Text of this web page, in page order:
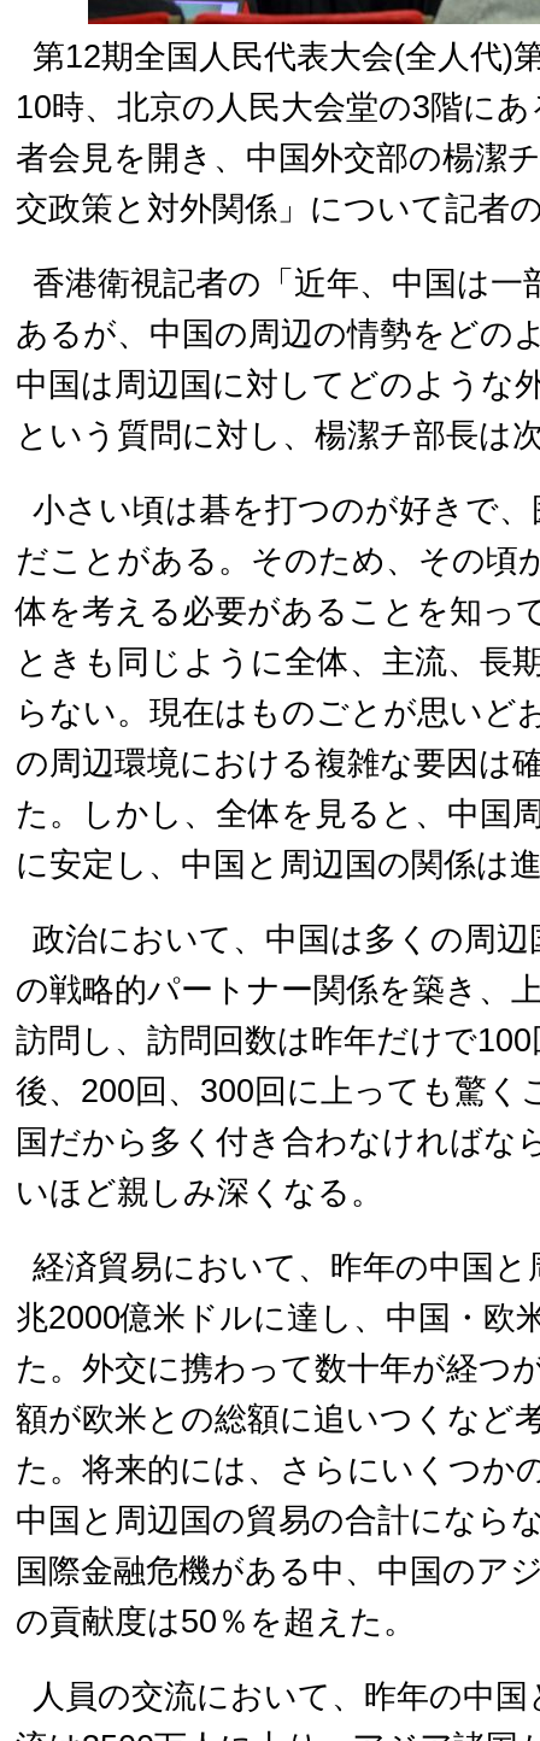
第12期全国人民代表大会(全人代)
10時、北京の人民大会堂の3階に
者会見を開き、中国外交部の楊潔
交政策と対外関係」について記者
香港衛視記者の「近年、中国は一
あるが、中国の周辺の情勢をどの
中国は周辺国に対してどのような
という質問に対し、楊潔チ部長は
小さい頃は碁を打つのが好きで
だことがある。そのため、その頃
体を考える必要があることを知っ
ときも同じように全体、主流、長
らない。現在はものごとが思いど
の周辺環境における複雑な要因は
た。しかし、全体を見ると、中国
に安定し、中国と周辺国の関係は
政治において、中国は多くの周
の戦略的パートナー関係を築き、
訪問し、訪問回数は昨年だけで
後、200回、300回に上っても驚く
国だから多く付き合わなければな
いほど親しみ深くなる。
経済貿易において、昨年の中国と
兆2000億米ドルに達し、中国・欧
た。外交に携わって数十年が経つ
額が欧米との総額に追いつくなど
た。将来的には、さらにいくつか
中国と周辺国の貿易の合計になら
国際金融危機がある中、中国のア
の貢献度は50％を超えた。
人員の交流において、昨年の中